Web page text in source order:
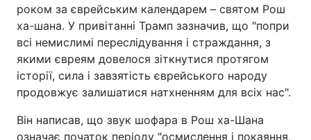
Головна Війна
Україна Політика
Економіка Світ
Спорт
Техно і зв'язок Лайт
роком за єврейським календарем – святом Рош
ха-шана. У привітанні Трамп зазначив, що "попри
всі немислимі переслідування і страждання, з
якими євреям довелося зіткнутися протягом
історії, сила і завзятість єврейського народу
продовжує залишатися натхненням для всіх нас".
Він написав, що звук шофара в Рош ха-Шана
означає початок періоду "осмислення і покаяння,